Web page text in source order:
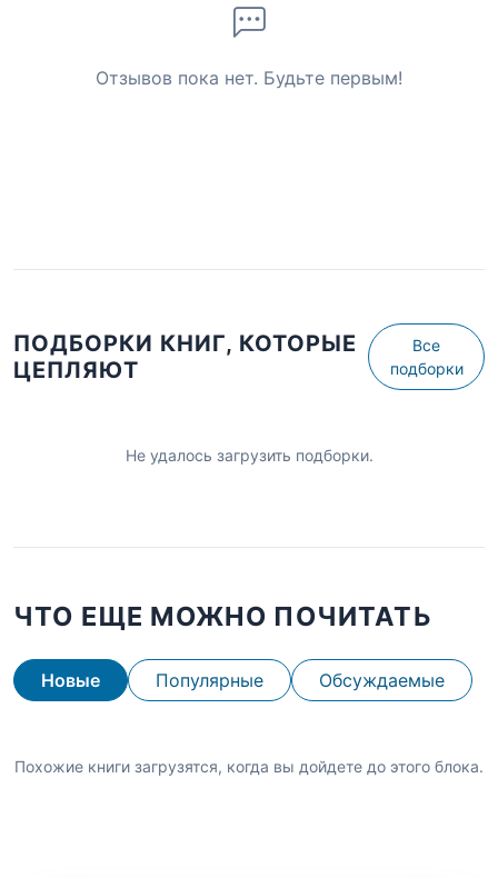
Отзывов пока нет. Будьте первым!
ПОДБОРКИ КНИГ, КОТОРЫЕ
ЦЕПЛЯЮТ
Все
подборки
Не удалось загрузить подборки.
ЧТО ЕЩЕ МОЖНО ПОЧИТАТЬ
Новые Популярные Обсуждаемые
Похожие книги загрузятся, когда вы дойдете до этого блока.